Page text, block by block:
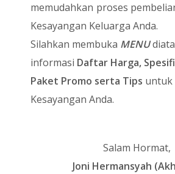
memudahkan proses
Kesayangan Keluarga Anda.
Silahkan membuka MENU
informasi Daftar Harga,
Paket Promo serta Tips untuk
Kesayangan Anda.
Salam Hormat,
Joni Hermansyah